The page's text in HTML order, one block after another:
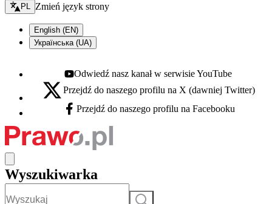
Zmień język - bieżący:
PL Zmień język strony
English (EN)
Українська (UA)
Youtube - otwiera się w nowej karcie
Odwiedź nasz kanał w serwisie YouTube
X - otwiera się w nowej karcie
Przejdź do naszego profilu na X (dawniej Twitter)
Facebook - otwiera się w nowej karcie
Przejdź do naszego profilu na Facebooku
Wyszukiwarka
Szukaj